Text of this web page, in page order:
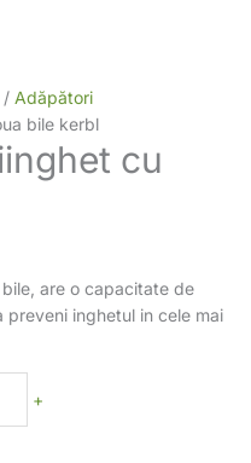
/ Adăpători
bile kerbl
cu
are o capacitate de
inghetul in cele mai
+